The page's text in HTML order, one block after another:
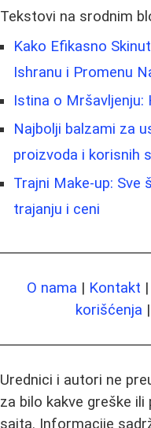
Tekstovi na srodnim
Kako Efikasno
Ishranu i Promenu
Istina o Mršavljenju:
Najbolji balzami za
proizvoda i korisnih
Trajni Make-up: Sve
trajanju i ceni
O nama | Kontakt |
korišćenja |
Urednici i autori ne
za bilo kakve greške
sajta. Informacije